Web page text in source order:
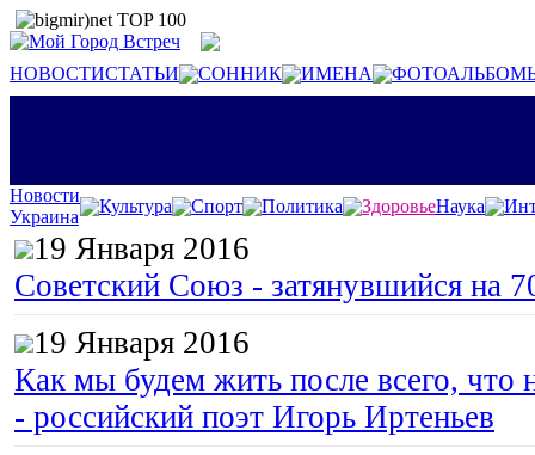
НОВОСТИСТАТЬИ СОННИК ИМЕНА
Новости
Украина
Культура Спорт Политика ЗдоровьеНаука
19 Января 2016
Советский Союз - затянувшийся на
19 Января 2016
Как мы будем жить после всего, что
- российский поэт Игорь Иртеньев